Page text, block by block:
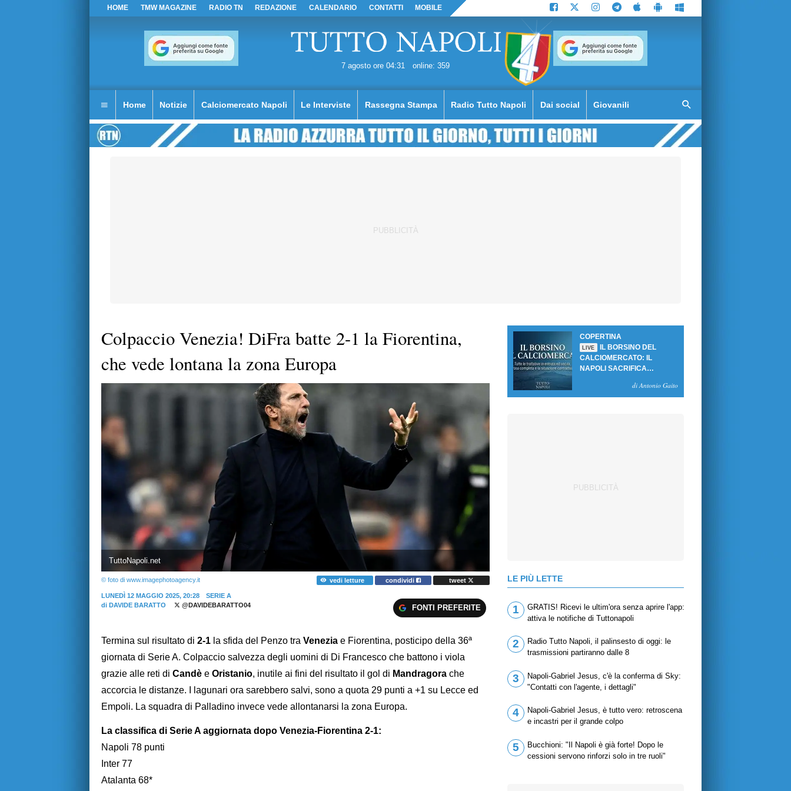
HOME TMW MAGAZINE RADIO TN REDAZIONE CALENDARIO CONTATTI MOBILE
7 agosto ore 04:31 online: 359
Home Notizie Calciomercato Napoli Le Interviste Rassegna Stampa Radio Tutto Napoli Dai social Giovanili
Colpaccio Venezia! DiFra batte 2-1 la Fiorentina,
che vede lontana la zona Europa
TuttoNapoli.net
© foto di www.imagephotoagency.it vedi letture condividi tweet
LUNEDÌ 12 MAGGIO 2025, 20:28
SERIE A
di DAVIDE BARATTO @DAVIDEBARATTO04 FONTI PREFERITE
Termina sul risultato di 2-1 la sfida del Penzo tra Venezia e Fiorentina, posticipo della 36ª
giornata di Serie A. Colpaccio salvezza degli uomini di Di Francesco che battono i viola
grazie alle reti di Candè e Oristanio, inutile ai fini del risultato il gol di Mandragora che
accorcia le distanze. I lagunari ora sarebbero salvi, sono a quota 29 punti a +1 su Lecce ed
Empoli. La squadra di Palladino invece vede allontanarsi la zona Europa.
La classifica di Serie A aggiornata dopo Venezia-Fiorentina 2-1:
Napoli 78 punti
Inter 77
Atalanta 68*
COPERTINA
LIVE
IL BORSINO DEL
CALCIOMERCATO: IL
NAPOLI SACRIFICA
SBLOCCANO ARRIVIdi Antonio Gaito
LE PIÙ LETTE
1
GRATIS! Ricevi le ultim'ora senza aprire l'app:
attiva le notifiche di Tuttonapoli
2
Radio Tutto Napoli, il palinsesto di oggi: le
trasmissioni partiranno dalle 8
3
Napoli-Gabriel Jesus, c'è la conferma di Sky:
"Contatti con l'agente, i dettagli"
4
Napoli-Gabriel Jesus, è tutto vero: retroscena
e incastri per il grande colpo
5
Bucchioni: "Il Napoli è già forte! Dopo le
cessioni servono rinforzi solo in tre ruoli"